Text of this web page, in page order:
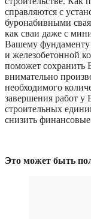
справляются с
буронабивными
как сваи даже с
Вашему фундаменту
и железобетонной
поможет
внимательно
необходимого
завершения работ у
строительных
снизить финансовые
Это может быть